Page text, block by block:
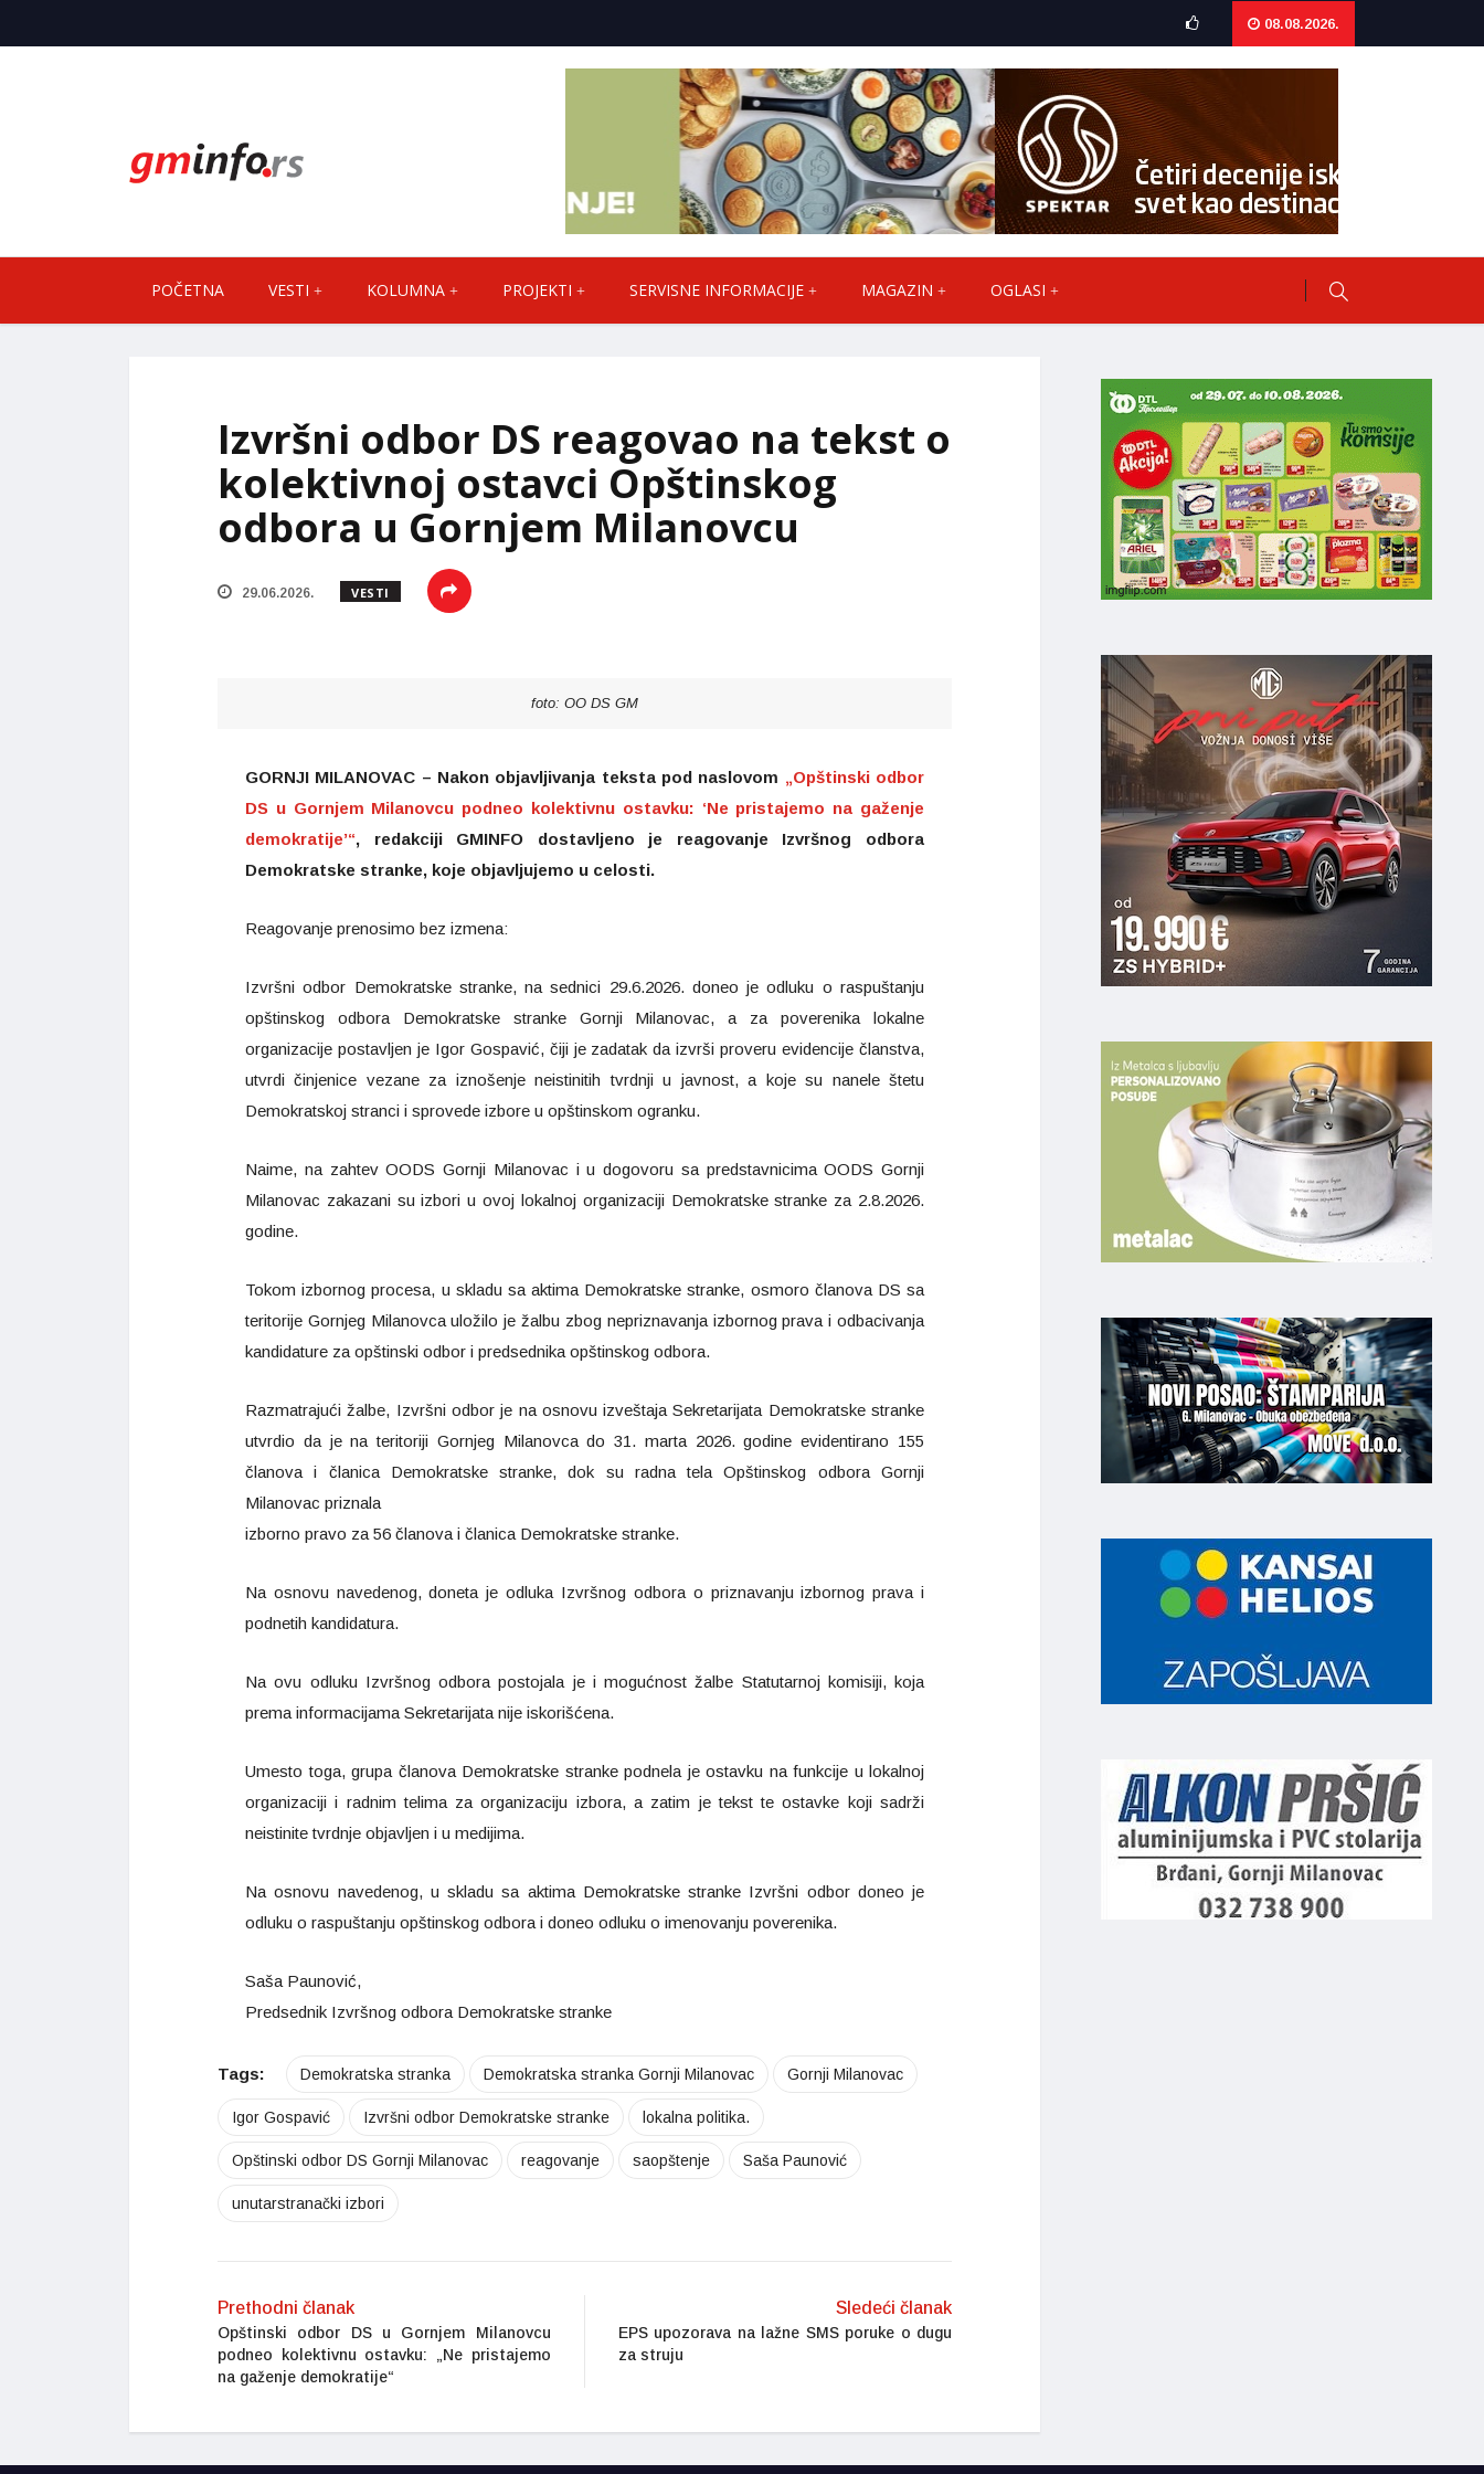
08.08.2026.
POČETNA VESTI KOLUMNA PROJEKTI SERVISNE INFORMACIJE MAGAZIN OGLASI
Izvršni odbor DS reagovao na tekst o
kolektivnoj ostavci Opštinskog
odbora u Gornjem Milanovcu
29.06.2026. VESTI
foto: OO DS GM
GORNJI MILANOVAC – Nakon objavljivanja teksta pod naslovom „Opštinski odbor
DS u Gornjem Milanovcu podneo kolektivnu ostavku: ‘Ne pristajemo na gaženje
demokratije’“, redakciji GMINFO dostavljeno je reagovanje Izvršnog odbora
Demokratske stranke, koje objavljujemo u celosti.
Reagovanje prenosimo bez izmena:
Izvršni odbor Demokratske stranke, na sednici 29.6.2026. doneo je odluku o raspuštanju
opštinskog odbora Demokratske stranke Gornji Milanovac, a za poverenika lokalne
organizacije postavljen je Igor Gospavić, čiji je zadatak da izvrši proveru evidencije članstva,
utvrdi činjenice vezane za iznošenje neistinitih tvrdnji u javnost, a koje su nanele štetu
Demokratskoj stranci i sprovede izbore u opštinskom ogranku.
Naime, na zahtev OODS Gornji Milanovac i u dogovoru sa predstavnicima OODS Gornji
Milanovac zakazani su izbori u ovoj lokalnoj organizaciji Demokratske stranke za 2.8.2026.
godine.
Tokom izbornog procesa, u skladu sa aktima Demokratske stranke, osmoro članova DS sa
teritorije Gornjeg Milanovca uložilo je žalbu zbog nepriznavanja izbornog prava i odbacivanja
kandidature za opštinski odbor i predsednika opštinskog odbora.
Razmatrajući žalbe, Izvršni odbor je na osnovu izveštaja Sekretarijata Demokratske stranke
utvrdio da je na teritoriji Gornjeg Milanovca do 31. marta 2026. godine evidentirano 155
članova i članica Demokratske stranke, dok su radna tela Opštinskog odbora Gornji
Milanovac priznala
izborno pravo za 56 članova i članica Demokratske stranke.
Na osnovu navedenog, doneta je odluka Izvršnog odbora o priznavanju izbornog prava i
podnetih kandidatura.
Na ovu odluku Izvršnog odbora postojala je i mogućnost žalbe Statutarnoj komisiji, koja
prema informacijama Sekretarijata nije iskorišćena.
Umesto toga, grupa članova Demokratske stranke podnela je ostavku na funkcije u lokalnoj
organizaciji i radnim telima za organizaciju izbora, a zatim je tekst te ostavke koji sadrži
neistinite tvrdnje objavljen i u medijima.
Na osnovu navedenog, u skladu sa aktima Demokratske stranke Izvršni odbor doneo je
odluku o raspuštanju opštinskog odbora i doneo odluku o imenovanju poverenika.
Saša Paunović,
Predsednik Izvršnog odbora Demokratske stranke
Tags: Demokratska stranka Demokratska stranka Gornji Milanovac Gornji Milanovac
Igor Gospavić Izvršni odbor Demokratske stranke lokalna politika.
Opštinski odbor DS Gornji Milanovac reagovanje saopštenje Saša Paunović
unutarstranački izbori
Prethodni članak
Opštinski odbor DS u Gornjem Milanovcu
podneo kolektivnu ostavku: „Ne pristajemo
na gaženje demokratije“
Sledeći članak
EPS upozorava na lažne SMS poruke o dugu
za struju